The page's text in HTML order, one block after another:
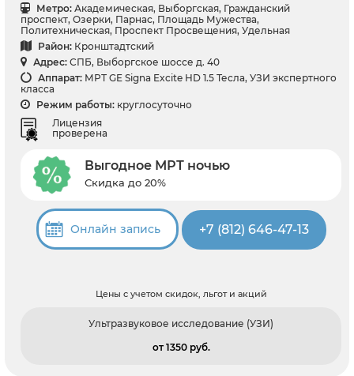
Метро: Академическая, Выборгская, Гражданский
проспект, Озерки, Парнас, Площадь Мужества,
Политехническая, Проспект Просвещения, Удельная
Район: Кронштадтский
Адрес: СПБ, Выборгское шоссе д. 40
Аппарат: МРТ GE Signa Excite HD 1.5 Тесла, УЗИ экспертного
класса
Режим работы: круглосуточно
Лицензия
проверена
Выгодное МРТ ночью
Скидка до 20%
Онлайн запись +7 (812) 646-47-13
Цены с учетом скидок, льгот и акций
Ультразвуковое исследование (УЗИ)
от 1350 pуб.